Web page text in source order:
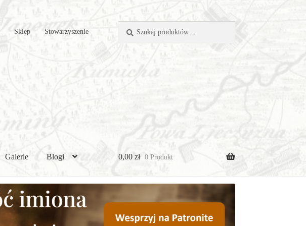
Sklep Stowarzyszenie
Galerie Blogi 0,00 zł 0 Produkt